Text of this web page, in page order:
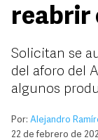
reabrir
Solicitan se
del aforo del
algunos
Por: Alejandro
22 de febrero de